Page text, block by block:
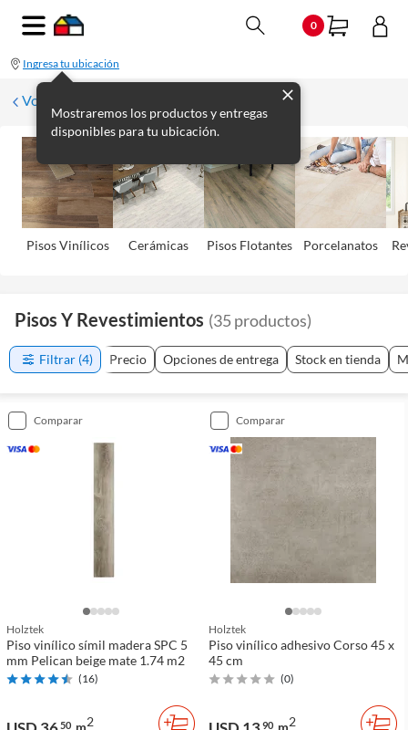
0
Ingresa tu ubicación
Mostraremos los productos y entregas
disponibles para tu ubicación.
Volver
Pisos Viní­licos Cerámicas Pisos Flotantes Porcelanatos
Pisos Y Revestimientos (35productos)
Filtrar (4) Precio Opciones de entrega Stock en tienda
comparar
Holztek
Piso vinílico símil madera SPC 5
mm Pelican beige mate 1.74 m2
(16)
50 m2
comparar
Holztek
Piso vinílico adhesivo Corso 45 x
45 cm
(0)
90 m2